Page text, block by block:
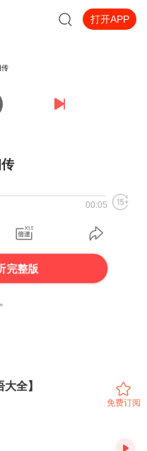
打开APP
00:05
完整版
全】
免费订阅